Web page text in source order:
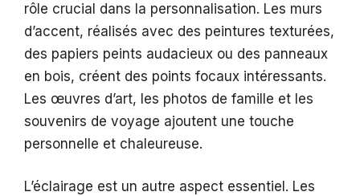
rôle crucial dans la personnalisation. Les murs
d’accent, réalisés avec des peintures texturées,
des papiers peints audacieux ou des panneaux
en bois, créent des points focaux intéressants.
Les œuvres d’art, les photos de famille et les
souvenirs de voyage ajoutent une touche
personnelle et chaleureuse.
L’éclairage est un autre aspect essentiel. Les